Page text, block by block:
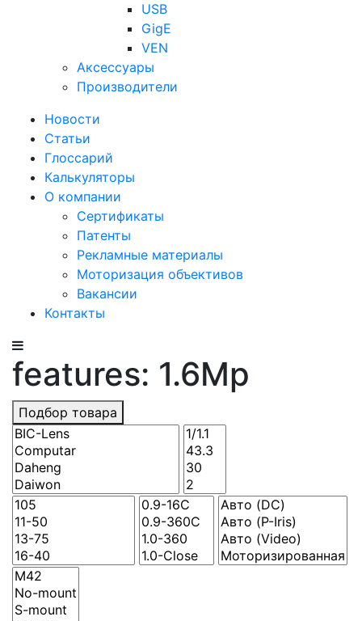
USB
GigE
VEN
Аксессуары
Производители
Новости
Статьи
Глоссарий
Калькуляторы
О компании
Сертификаты
Патенты
Рекламные материалы
Моторизация объективов
Вакансии
Контакты
features: 1.6Mp
Подбор товара